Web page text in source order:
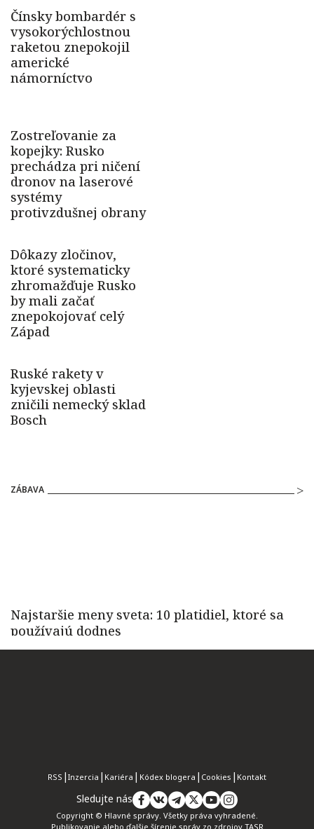
ZÁBAVA
RSS Inzercia Kariéra Kódex blogera Cookies Kontakt
Sledujte nás
Copyright © Hlavné správy. Všetky práva vyhradené.
Publikovanie alebo ďalšie šírenie správ zo zdrojov TASR